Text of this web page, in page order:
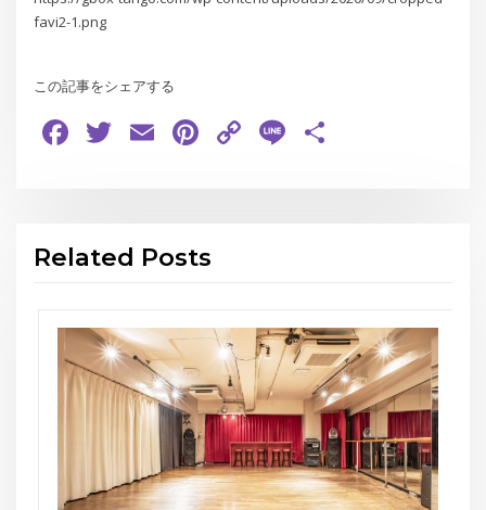
favi2-1.png
この記事をシェアする
Facebook
Twitter
EmailPinterest
Copy
Line
Related Posts
お知らせ
THE GEORGE’S